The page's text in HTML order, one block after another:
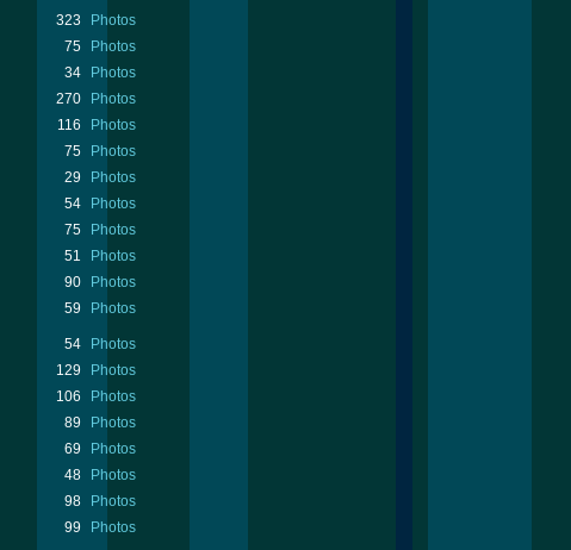
323
Photos
75
Photos
34
Photos
270
Photos
116
Photos
75
Photos
29
Photos
54
Photos
75
Photos
51
Photos
90
Photos
59 Photos
54
Photos
129
Photos
106
Photos
89
Photos
69
Photos
48
Photos
98
Photos
99 Photos